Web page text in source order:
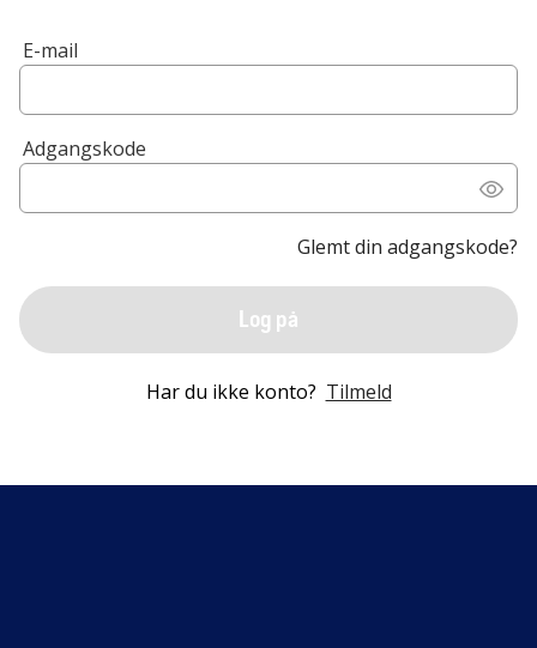
E-mail
Adgangskode
Glemt din adgangskode?
Log på
Har du ikke konto? Tilmeld